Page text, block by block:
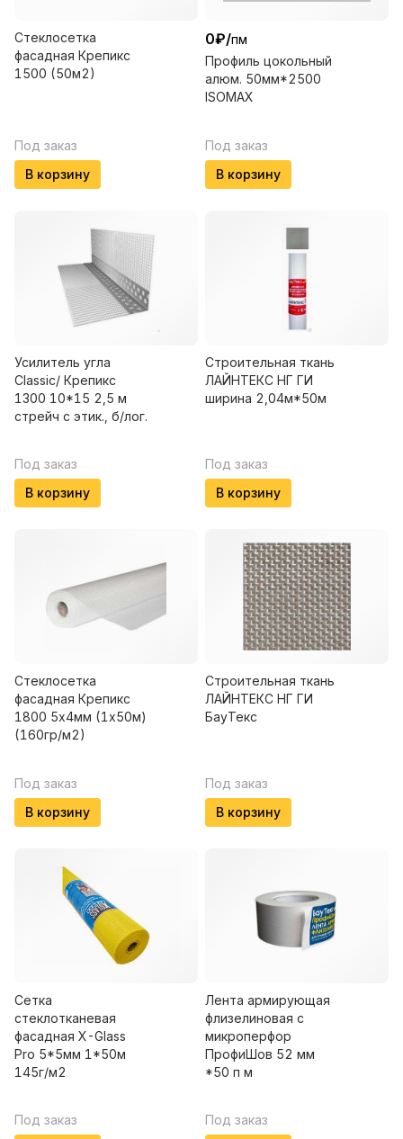
Стеклосетка
фасадная Крепикс
1500 (50м2)
Под заказ
В корзину
0₽/пм
Профиль цокольный
алюм. 50мм*2500
ISOMAX
Под заказ
В корзину
Усилитель угла
Classic/ Крепикс
1300 10*15 2,5 м
стрейч с этик., б/лог.
Под заказ
В корзину
Строительная ткань
ЛАЙНТЕКС НГ ГИ
ширина 2,04м*50м
Под заказ
В корзину
Стеклосетка
фасадная Крепикс
1800 5х4мм (1х50м)
(160гр/м2)
Под заказ
В корзину
Строительная ткань
ЛАЙНТЕКС НГ ГИ
БауТекс
Под заказ
В корзину
Сетка
стеклотканевая
фасадная X-Glass
Pro 5*5мм 1*50м
145г/м2
Под заказ
Лента армирующая
флизелиновая с
микроперфор
ПрофиШов 52 мм
*50 п м
Под заказ